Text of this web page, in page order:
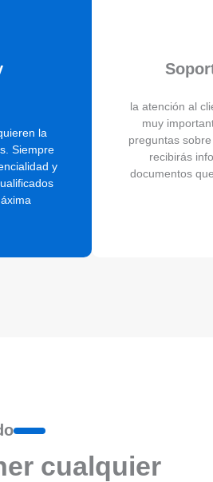
la
Siempre
y
la atención al
muy
preguntas
recibirás
documentos
cualquier